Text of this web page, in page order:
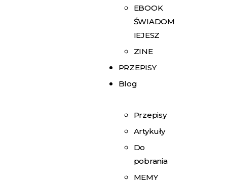
EBOOK
ŚWIADOM
IEJESZ
ZINE
PRZEPISY
Blog
Przepisy
Artykuły
Do
pobrania
MEMY